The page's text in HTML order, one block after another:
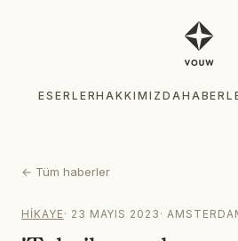
ESERLERHAKKIMIZDA
← Tüm haberler
HIKAYE· 23 MAYIS 2023 ·